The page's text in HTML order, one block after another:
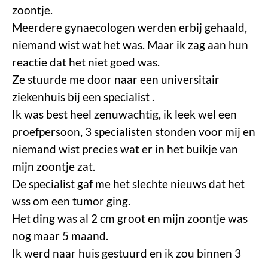
zoontje.
Meerdere gynaecologen werden erbij gehaald,
niemand wist wat het was. Maar ik zag aan hun
reactie dat het niet goed was.
Ze stuurde me door naar een universitair
ziekenhuis bij een specialist .
Ik was best heel zenuwachtig, ik leek wel een
proefpersoon, 3 specialisten stonden voor mij en
niemand wist precies wat er in het buikje van
mijn zoontje zat.
De specialist gaf me het slechte nieuws dat het
wss om een tumor ging.
Het ding was al 2 cm groot en mijn zoontje was
nog maar 5 maand.
Ik werd naar huis gestuurd en ik zou binnen 3